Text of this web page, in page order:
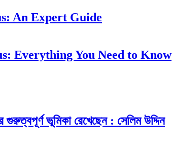
An Expert Guide
Everything You Need to Know
গুরুত্বপূর্ণ ভূমিকা রেখেছেন : সেলিম উদ্দিন